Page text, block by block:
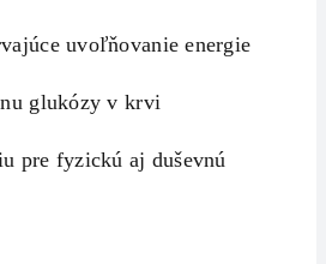
uvoľňovanie energie
glukózy v krvi
pre fyzickú aj duševnú